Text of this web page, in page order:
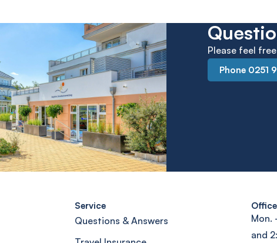
Please feel
Phone 0251
Service
Questions & Answers
Mon.
and